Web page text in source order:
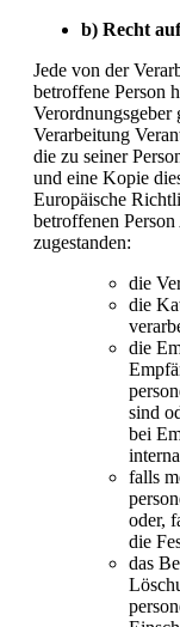
b) Recht
Jede von der
betroffene Person
Verordnungsgeber
Verarbeitung
die zu seiner
und eine Kopie
Europäische
betroffenen
zugestanden:
die
die
die
sind
bei
falls
oder,
die
das